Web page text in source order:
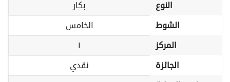
النوع
بكار
الشوط
الخامس
المركز
١
الجائزة
نقدي